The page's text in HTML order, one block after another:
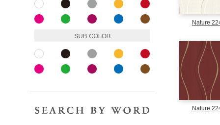
Nature
Nature
ホワイト ブラック グレー イエロー
ピンク ピンク パープル ブルー
ホワイト ブラック グレー イエロー
ピンク ピンク パープル ブルー
キーワードで探す